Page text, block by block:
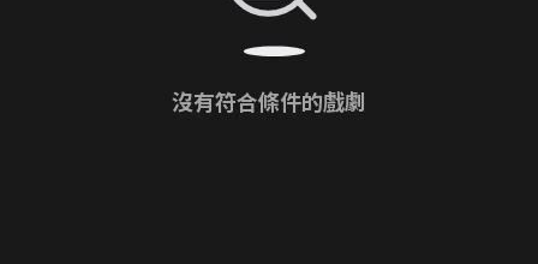
沒有符合條件的戲劇